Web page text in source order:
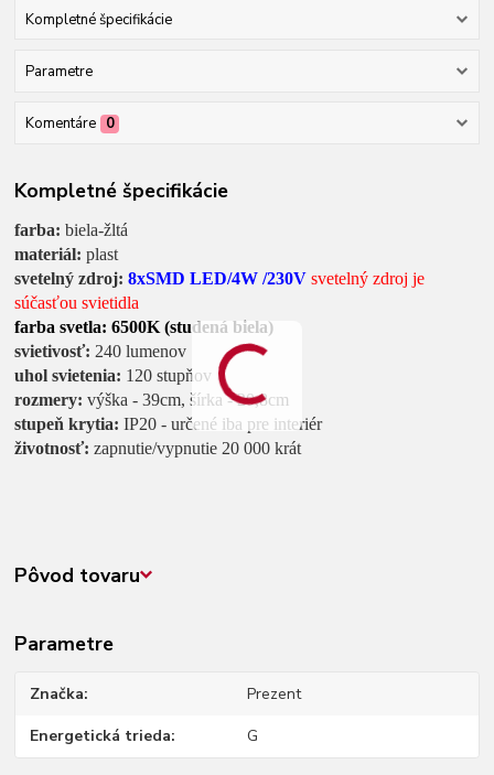
Kompletné špecifikácie
Parametre
Komentáre 0
Kompletné špecifikácie
farba: biela-žltá
materiál: plast
svetelný zdroj: 8xSMD LED/4W /230V svetelný zdroj je
súčasťou svietidla
farba svetla: 6500K (studená biela)
svietivosť: 240 lumenov
uhol svietenia: 120 stupňov
rozmery:výška - 39cm, šírka - 20,8cm
stupeň krytia: IP20 - určené iba pre interiér
životnosť: zapnutie/vypnutie 20 000 krát
Pôvod tovaru
Parametre
Značka Prezent
Energetická trieda G